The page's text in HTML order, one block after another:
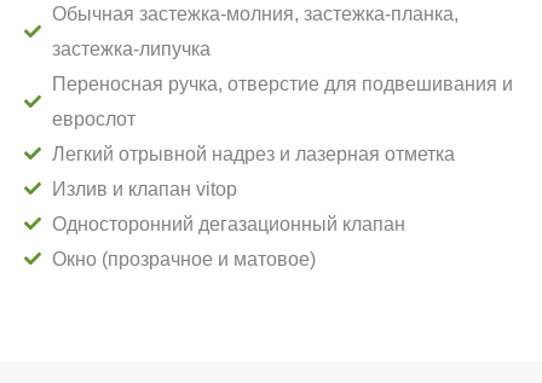
Обычная застежка-молния, застежка-планка,
застежка-липучка
Переносная ручка, отверстие для подвешивания и
еврослот
Легкий отрывной надрез и лазерная отметка
Излив и клапан vitop
Односторонний дегазационный клапан
Окно (прозрачное и матовое)